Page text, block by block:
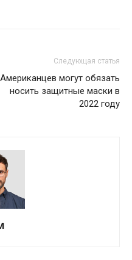
Следующая статья
Американцев могут обязать
носить защитные маски в
2022 году